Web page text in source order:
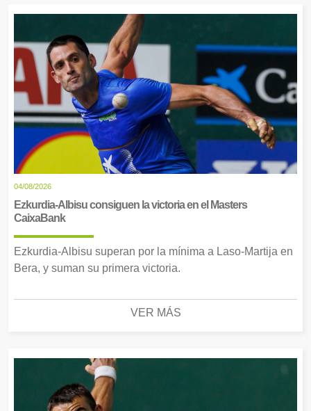
04/08/2026
Ezkurdia-Albisu consiguen la victoria en el Masters
CaixaBank
Ezkurdia-Albisu superan por la mínima a Laso-Martija en
Bera, y suman su primera victoria.
VER MÁS